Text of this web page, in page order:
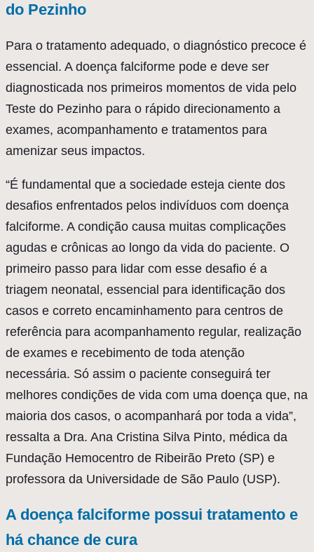
do Pezinho
Para o tratamento adequado, o diagnóstico precoce é
essencial. A doença falciforme pode e deve ser
diagnosticada nos primeiros momentos de vida pelo
Teste do Pezinho para o rápido direcionamento a
exames, acompanhamento e tratamentos para
amenizar seus impactos.
“É fundamental que a sociedade esteja ciente dos
desafios enfrentados pelos indivíduos com doença
falciforme. A condição causa muitas complicações
agudas e crônicas ao longo da vida do paciente. O
primeiro passo para lidar com esse desafio é a
triagem neonatal, essencial para identificação dos
casos e correto encaminhamento para centros de
referência para acompanhamento regular, realização
de exames e recebimento de toda atenção
necessária. Só assim o paciente conseguirá ter
melhores condições de vida com uma doença que, na
maioria dos casos, o acompanhará por toda a vida”,
ressalta a Dra. Ana Cristina Silva Pinto, médica da
Fundação Hemocentro de Ribeirão Preto (SP) e
professora da Universidade de São Paulo (USP).
A doença falciforme possui tratamento e
há chance de cura